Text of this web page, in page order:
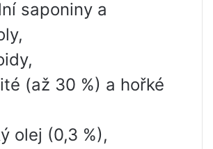
saponiny a
(až 30 %) a hořké
olej (0,3 %),